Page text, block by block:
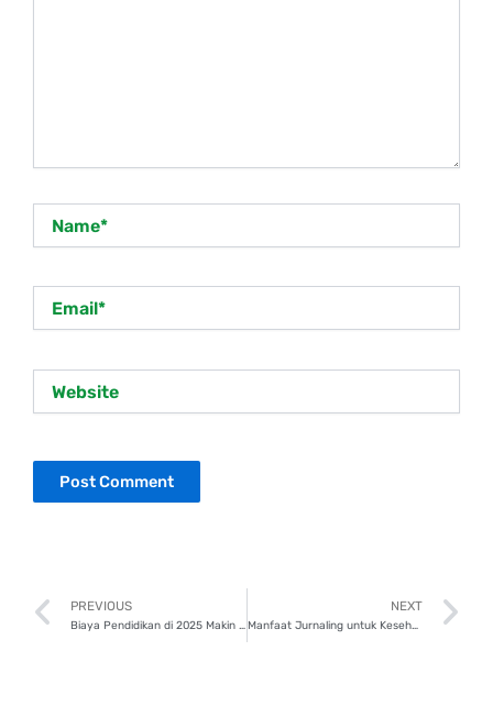
Prev
PREVIOUS
Biaya Pendidikan di 2025 Makin Naik, Persiapkan Dana Sejak Dini!
NEXT
Manfaat Jurnaling untuk Kesehatan Mental dan Cara Mulainya